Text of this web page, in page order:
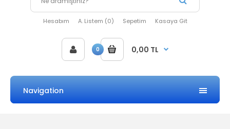
Hesabım A. Listem (0) Sepetim Kasaya Git
0 0,00 TL
Navigation